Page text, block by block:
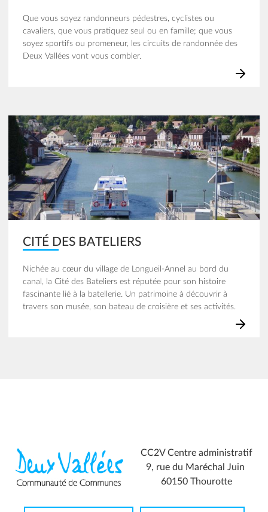
Que vous soyez randonneurs pédestres, cyclistes ou
cavaliers, que vous pratiquez seul ou en famille; que vous
soyez sportifs ou promeneur, les circuits de randonnée des
Deux Vallées vont vous combler.
Image
CITÉ DES BATELIERS
Nichée au cœur du village de Longueil-Annel au bord du
canal, la Cité des Bateliers est réputée pour son histoire
fascinante lié à la batellerie. Un patrimoine à découvrir à
travers son musée, son bateau de croisière et ses activités.
CC2V Centre administratif
9, rue du Maréchal Juin
60150 Thourotte